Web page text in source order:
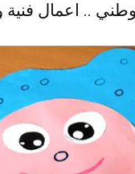
.. اعمال فنية